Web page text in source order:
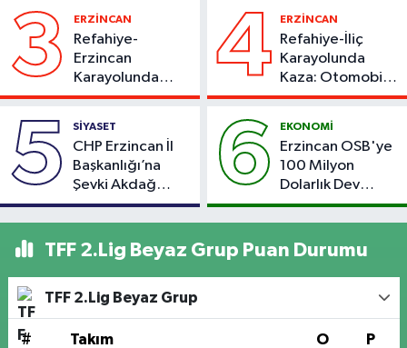
3 ERZİNCAN
Refahiye-
Erzincan
Karayolunda
Kaza: Otomobil
2 Kişi Yaralandı
4 ERZİNCAN
Refahiye-İliç
Karayolunda
Kaza: Otomobil
Yoldan Çıktı, 6
5 SİYASET
CHP Erzincan İl
Başkanlığı’na
Şevki Akdağ
Atandı!
6 EKONOMİ
Erzincan OSB'ye
100 Milyon
Dolarlık Dev
Yatırım: Bin Kişiye
İstihdam
Hedefleniyor
TFF 2.Lig Beyaz Grup Puan Durumu
TFF 2.Lig Beyaz Grup
# Takım O P